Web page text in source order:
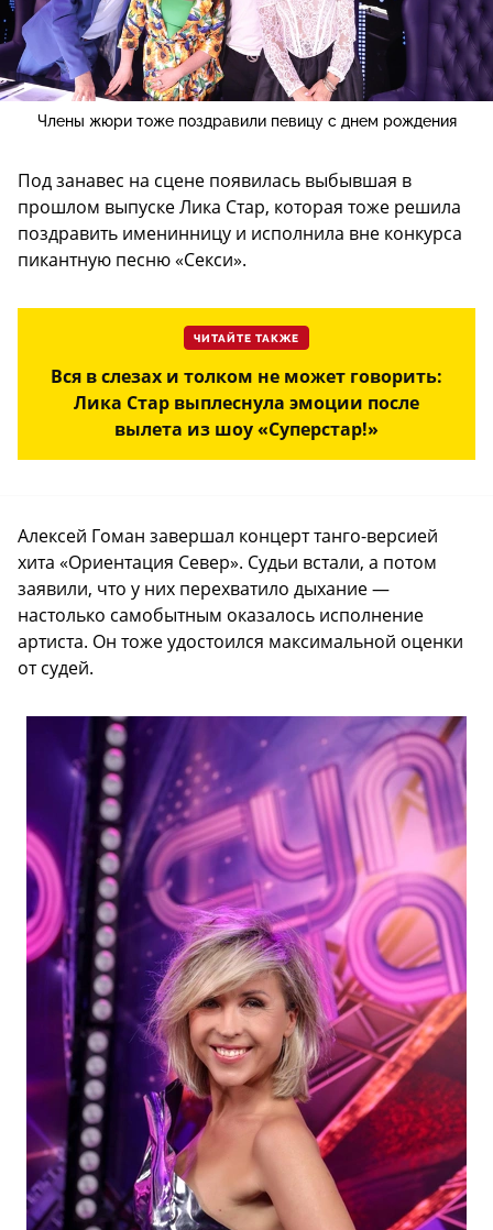
Члены жюри тоже поздравили певицу с днем рождения
Под занавес на сцене появилась выбывшая в
прошлом выпуске Лика Стар, которая тоже решила
поздравить именинницу и исполнила вне конкурса
пикантную песню «Секси».
ЧИТАЙТЕ ТАКЖЕ
Вся в слезах и толком не может говорить:
Лика Стар выплеснула эмоции после
вылета из шоу «Суперстар!»
Алексей Гоман завершал концерт танго-версией
хита «Ориентация Север». Судьи встали, а потом
заявили, что у них перехватило дыхание —
настолько самобытным оказалось исполнение
артиста. Он тоже удостоился максимальной оценки
от судей.